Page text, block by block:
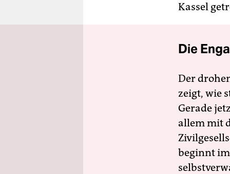
Kassel
Die
Der
zeigt, wie
Gerade
allem mit
beginnt